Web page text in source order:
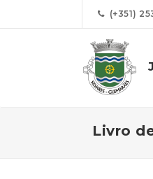
(+351)
Livro